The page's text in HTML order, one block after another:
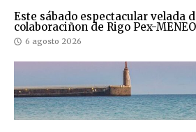
Este sábado espectacular velada
colaboraciñon de Rigo Pex-MENEO
6 agosto 2026